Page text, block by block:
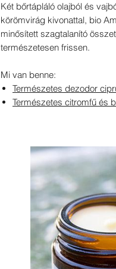
Két bőrtápláló olajból és
körömvirág kivonattal, bio
minősített szagtalanító
természetesen frissen.
Mi van benne:
Természetes dezodor
Természetes citromfű és